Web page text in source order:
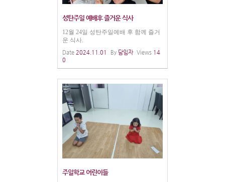
성탄주일 예배후 즐거운 식사
12월 24일 성탄주일예배 후 함께 즐거
운 식사.
Date 2024.11.01 By 담임자 Views 14
0
주일학교 어린이들